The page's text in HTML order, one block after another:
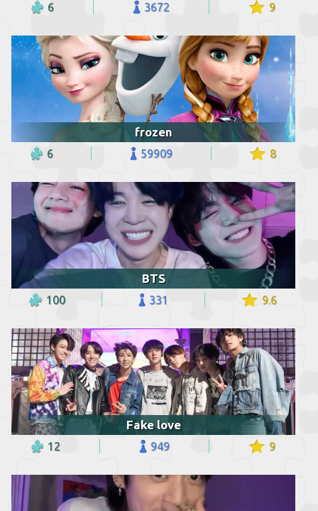
6 3672 9
frozen
6 59909 8
BTS
100 331 9.6
Fake love
12 949 9